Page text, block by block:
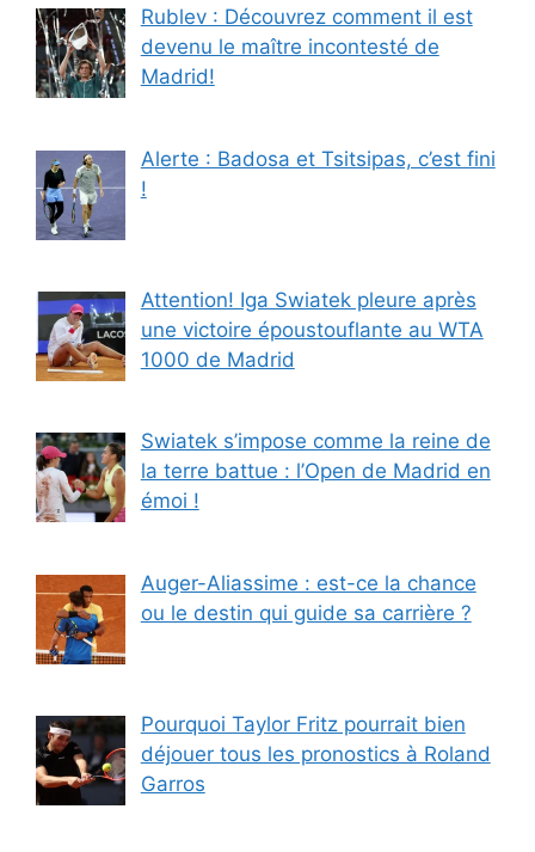
Rublev : Découvrez comment il est
devenu le maître incontesté de
Madrid!
Alerte : Badosa et Tsitsipas, c’est fini
!
Attention! Iga Swiatek pleure après
une victoire époustouflante au WTA
1000 de Madrid
Swiatek s’impose comme la reine de
la terre battue : l’Open de Madrid en
émoi !
Auger-Aliassime : est-ce la chance
ou le destin qui guide sa carrière ?
Pourquoi Taylor Fritz pourrait bien
déjouer tous les pronostics à Roland
Garros